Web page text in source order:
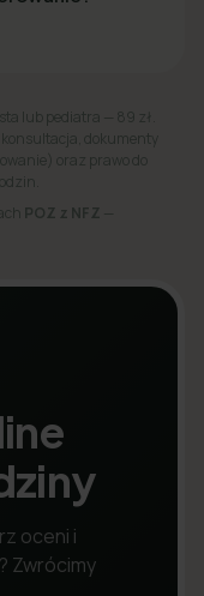
lub pediatra — 89 zł.
dokumenty
oraz prawo do
POZ z NFZ
oceni i
Zwrócimy